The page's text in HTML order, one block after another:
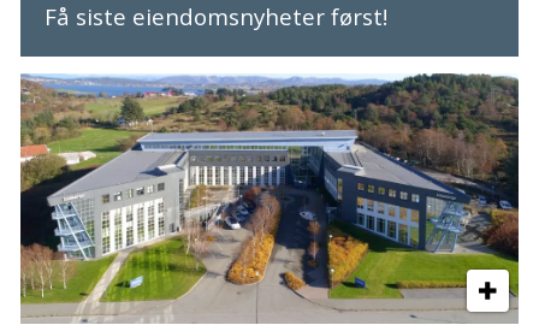
Få siste eiendomsnyheter først!